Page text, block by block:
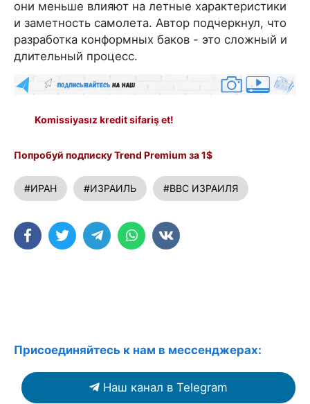
они меньше влияют на летные характеристики
и заметность самолета. Автор подчеркнул, что
разработка конформных баков - это сложный и
длительный процесс.
Komissiyasız kredit sifariş et!
Попробуй подписку Trend Premium за 1$
#ИРАН #ИЗРАИЛЬ #ВВС ИЗРАИЛЯ
Присоединяйтесь к нам в мессенджерах:
Наш канал в Telegram